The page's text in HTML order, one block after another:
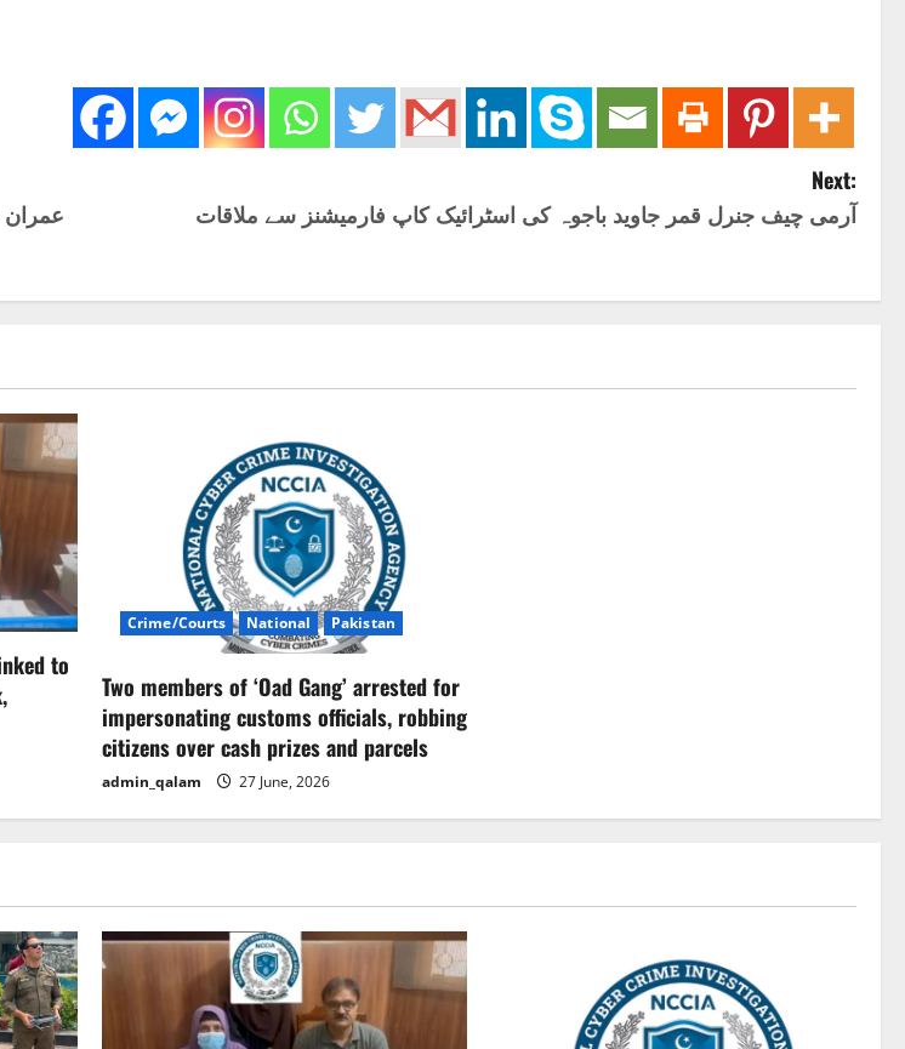
عمران
Next:
آرمی چیف جنرل قمر جاوید باجوہ کی اسٹرائیک کاپ فارمیشنز سے ملاقات
to
Crime/Courts National Pakistan
Two members of ‘Oad Gang’ arrested for
impersonating customs officials, robbing
citizens over cash prizes and parcels
admin_qalam 27 June, 2026